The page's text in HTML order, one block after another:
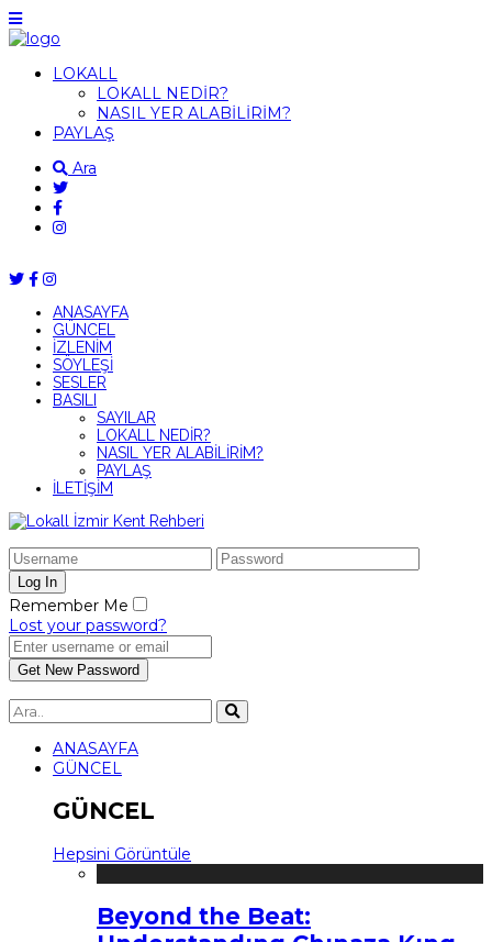
LOKALL
LOKALL NEDİR?
NASIL YER ALABİLİRİM?
PAYLAŞ
Ara
ANASAYFA
GÜNCEL
İZLENİM
SÖYLEŞİ
SESLER
BASILI
SAYILAR
LOKALL NEDİR?
NASIL YER ALABİLİRİM?
PAYLAŞ
İLETİŞİM
Remember Me
Lost your password?
ANASAYFA
GÜNCEL
GÜNCEL
Hepsini Görüntüle
Beyond the Beat: